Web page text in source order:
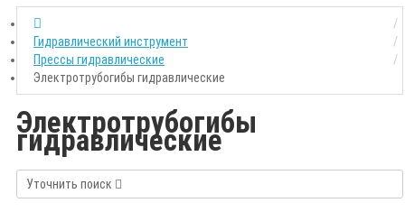
Гидравлический инструмент
Прессы гидравлические
Электротрубогибы гидравлические
Электротрубогибы
гидравлические
Уточнить поиск